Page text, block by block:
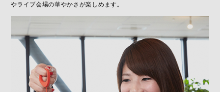
やライブ会場の華やかさが楽しめます。